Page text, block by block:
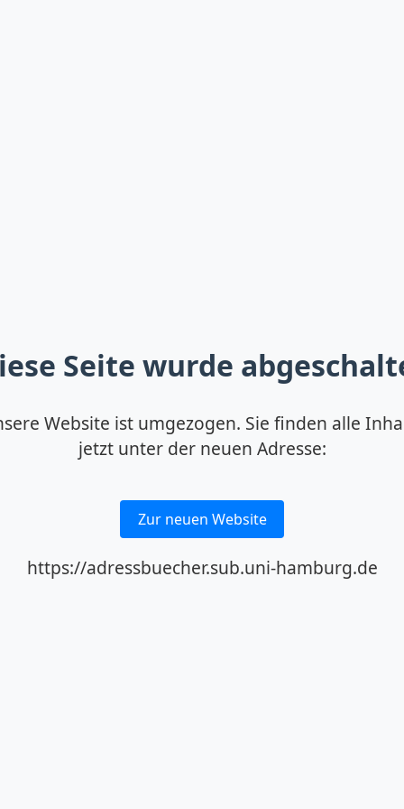
Seite wurde
Website ist umgezogen. Sie finden alle
jetzt unter der neuen Adresse:
Zur neuen Website
https://adressbuecher.sub.uni-hamburg.de